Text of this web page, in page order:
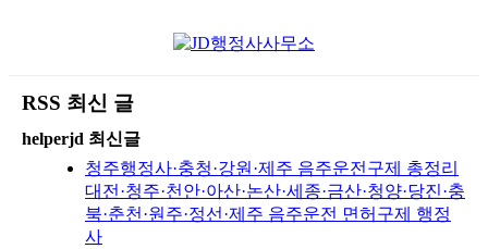
RSS 최신 글
helperjd 최신글
청주행정사·충청·강원·제주 음주운전구제 총정리
대전·청주·천안·아산·논산·세종·금산·청양·당진·충
북·춘천·원주·정선·제주 음주운전 면허구제 행정
사